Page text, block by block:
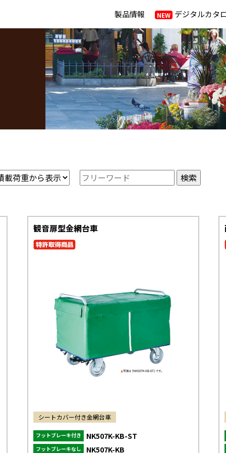
製品情報 デジタルカタ
検索
観音扉型金網台車
シートカバー付き金網台車
フットブレーキ付き NK507K-KB-ST
フットブレーキなし NK507K-KB